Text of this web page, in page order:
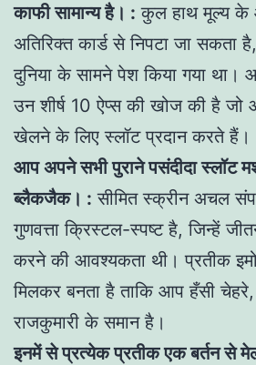
काफी सामान्य है। : कुल हाथ मूल्य के
अतिरिक्त कार्ड से निपटा जा
दुनिया के सामने पेश किया गया था।
उन शीर्ष 10 ऐप्स की खोज की है
खेलने के लिए स्लॉट प्रदान करते हैं।
आप अपने सभी पुराने पसंदीदा स्लॉट
ब्लैकजैक। : सीमित स्क्रीन अचल
गुणवत्ता क्रिस्टल-स्पष्ट है, जिन्हें
करने की आवश्यकता थी। प्रतीक
मिलकर बनता है ताकि आप हँसी चेहरे,
राजकुमारी के समान है।
इनमें से प्रत्येक प्रतीक एक बर्तन से